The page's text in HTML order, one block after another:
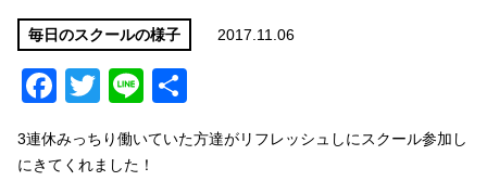
一松海岸波情報
サイズ
頭
状態
小潮
毎日のスクールの様子 2017.11.06
Facebook
Twitter
Line
3連休みっちり働いていた方達がリフレッシュしにスクール参加し
にきてくれました！